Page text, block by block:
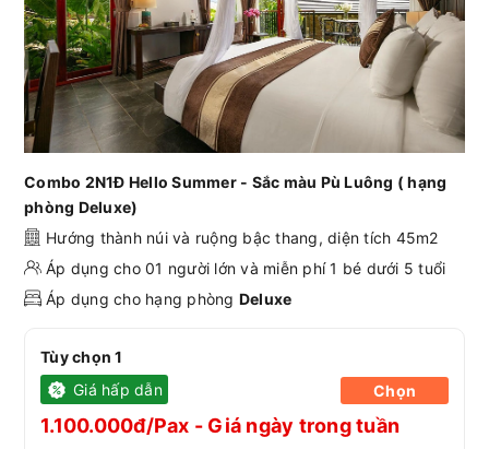
Combo 2N1Đ Hello Summer - Sắc màu Pù Luông ( hạng
phòng Deluxe)
Hướng thành núi và ruộng bậc thang, diện tích 45m2
Áp dụng cho 01 người lớn và miễn phí 1 bé dưới 5 tuổi
Áp dụng cho hạng phòng Deluxe
Tùy chọn 1
Giá hấp dẫn
1.100.000đ/Pax - Giá ngày trong tuần
Chọn